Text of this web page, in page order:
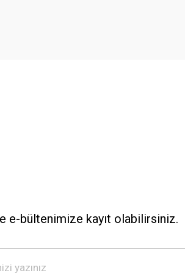
e-bültenimize kayıt olabilirsiniz.